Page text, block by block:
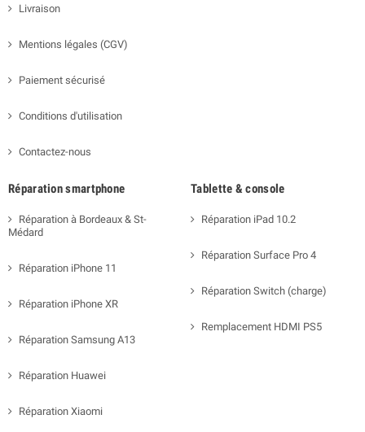
Livraison
Mentions légales (CGV)
Paiement sécurisé
Conditions d'utilisation
Contactez-nous
Réparation smartphone
Réparation à Bordeaux & St-
Médard
Réparation iPhone 11
Réparation iPhone XR
Réparation Samsung A13
Réparation Huawei
Réparation Xiaomi
Tablette & console
Réparation iPad 10.2
Réparation Surface Pro 4
Réparation Switch (charge)
Remplacement HDMI PS5